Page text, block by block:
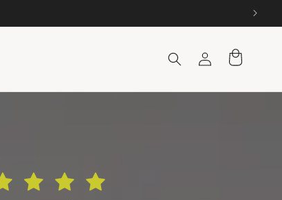
Inloggen
Winkelwagen